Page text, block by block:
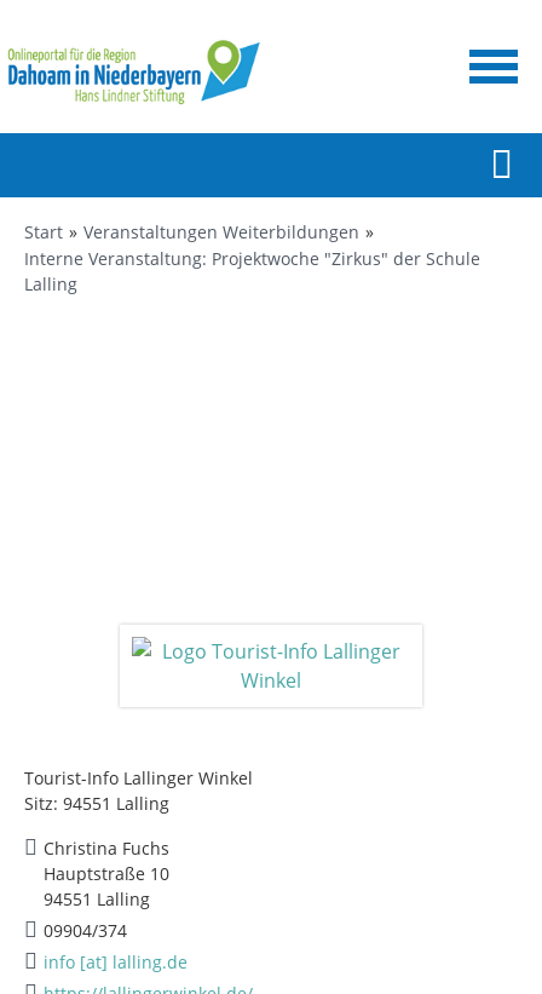
Start
Veranstaltungen Weiterbildungen
Interne Veranstaltung: Projektwoche "Zirkus" der Schule
Lalling
Tourist-Info Lallinger Winkel
Sitz: 94551 Lalling
Christina Fuchs
Hauptstraße 10
94551 Lalling
09904/374
info [at] lalling.de